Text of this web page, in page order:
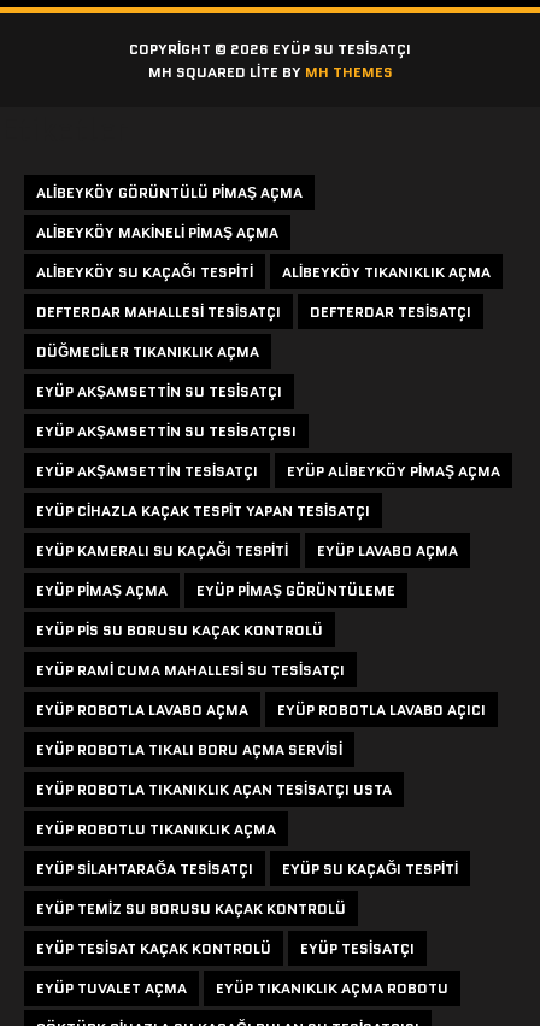
COPYRIGHT © 2026 EYÜP SU TESISATÇI
MH SQUARED LITE BY MH THEMES
ALIBEYKÖY GÖRÜNTÜLÜ PIMAŞ AÇMA
ALIBEYKÖY MAKINELI PIMAŞ AÇMA
ALIBEYKÖY SU KAÇAĞI TESPITI
ALIBEYKÖY TIKANIKLIK AÇMA
DEFTERDAR MAHALLESI TESISATÇI
DEFTERDAR TESISATÇI
DÜĞMECILER TIKANIKLIK AÇMA
EYÜP AKŞAMSETTIN SU TESISATÇI
EYÜP AKŞAMSETTIN SU TESISATÇISI
EYÜP AKŞAMSETTIN TESISATÇI
EYÜP ALIBEYKÖY PIMAŞ AÇMA
EYÜP CIHAZLA KAÇAK TESPIT YAPAN TESISATÇI
EYÜP KAMERALI SU KAÇAĞI TESPITI
EYÜP LAVABO AÇMA
EYÜP PIMAŞ AÇMA
EYÜP PIMAŞ GÖRÜNTÜLEME
EYÜP PIS SU BORUSU KAÇAK KONTROLÜ
EYÜP RAMI CUMA MAHALLESI SU TESISATÇI
EYÜP ROBOTLA LAVABO AÇMA
EYÜP ROBOTLA LAVABO AÇICI
EYÜP ROBOTLA TIKALI BORU AÇMA SERVISI
EYÜP ROBOTLA TIKANIKLIK AÇAN TESISATÇI USTA
EYÜP ROBOTLU TIKANIKLIK AÇMA
EYÜP SILAHTARAĞA TESISATÇI
EYÜP SU KAÇAĞI TESPITI
EYÜP TEMIZ SU BORUSU KAÇAK KONTROLÜ
EYÜP TESISAT KAÇAK KONTROLÜ
EYÜP TESISATÇI
EYÜP TUVALET AÇMA
EYÜP TIKANIKLIK AÇMA ROBOTU